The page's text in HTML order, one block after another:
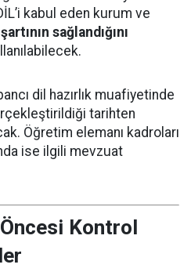
kabul eden kurum ve
sağlandığını
dil hazırlık muafiyetinde
tarihten
Öğretim elemanı kadroları
ise ilgili mevzuat
Öncesi Kontrol